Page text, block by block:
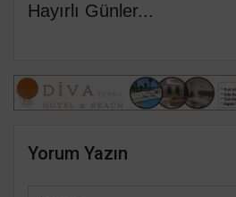
Hayırlı Günler...
Yorum Yazın